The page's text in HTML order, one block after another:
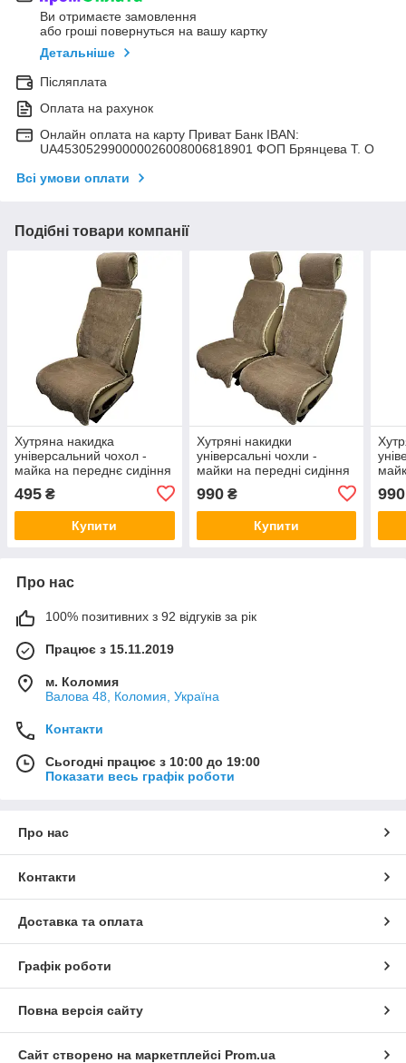
Ви отримаєте замовлення
або гроші повернуться на вашу картку
Детальніше
Післяплата
Оплата на рахунок
Онлайн оплата на карту Приват Банк IBAN:
UA453052990000026008006818901 ФОП Брянцева Т. О
Всі умови оплати
Подібні товари компанії
Хутряна накидка
універсальний чохол -
майка на переднє сидіння
авто з овчини (Еко-хутро)
темно-бежева
495 ₴
Купити
Хутряні накидки
універсальні чохли -
майки на передні сидіння
авто з овчини (Еко-хутро)
темно-бежеві
990₴
Купити
990
Про нас
100% позитивних з 92 відгуків за рік
Працює з 15.11.2019
м. Коломия
Валова 48, Коломия, Україна
Контакти
Сьогодні працює з 10:00 до 19:00
Показати весь графік роботи
Про нас
Контакти
Доставка та оплата
Графік роботи
Повна версія сайту
Сайт створено на маркетплейсі Prom.ua